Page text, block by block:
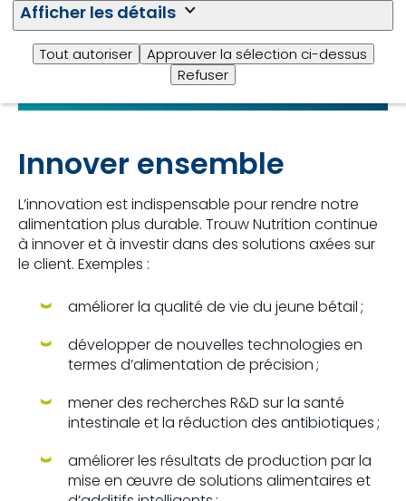
Afficher les détails
Tout autoriser
Approuver la sélection ci-dessus
Refuser
Innover ensemble
L’innovation est indispensable pour rendre notre
alimentation plus durable. Trouw Nutrition continue
à innover et à investir dans des solutions axées sur
le client. Exemples :
améliorer la qualité de vie du jeune bétail ;
développer de nouvelles technologies en
termes d’alimentation de précision ;
mener des recherches R&D sur la santé
intestinale et la réduction des antibiotiques ;
améliorer les résultats de production par la
mise en œuvre de solutions alimentaires et